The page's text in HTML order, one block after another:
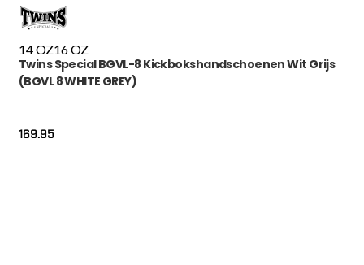
14 OZ16 OZ
Twins Special BGVL-8 Kickbokshandschoenen Wit Grijs
(BGVL 8 WHITE GREY)
169.95